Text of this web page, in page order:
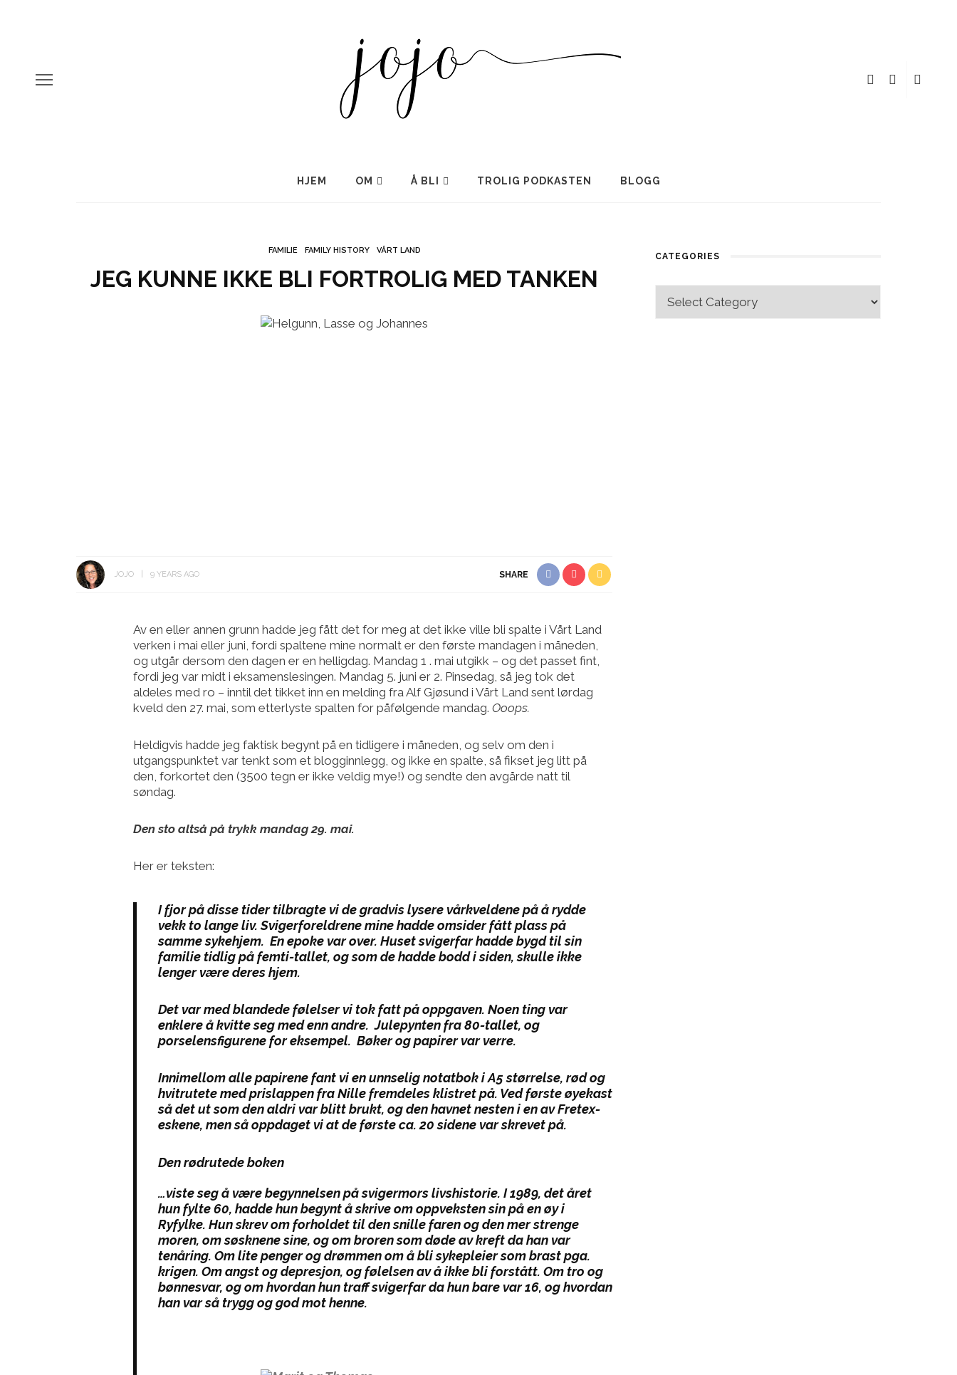
HJEM OM Å BLI TROLIG PODKASTEN BLOGG
FAMILIE FAMILY HISTORY VÅRT LAND
JEG KUNNE IKKE BLI FORTROLIG MED TANKEN
JOJO 9 YEARS AGO SHARE
Av en eller annen grunn hadde jeg fått det for meg at det ikke ville bli spalte i Vårt Land
verken i mai eller juni, fordi spaltene mine normalt er den første mandagen i måneden,
og utgår dersom den dagen er en helligdag. Mandag 1 . mai utgikk – og det passet fint,
fordi jeg var midt i eksamenslesingen. Mandag 5. juni er 2. Pinsedag, så jeg tok det
aldeles med ro – inntil det tikket inn en melding fra Alf Gjøsund i Vårt Land sent lørdag
kveld den 27. mai, som etterlyste spalten for påfølgende mandag. Ooops.
Heldigvis hadde jeg faktisk begynt på en tidligere i måneden, og selv om den i
utgangspunktet var tenkt som et blogginnlegg, og ikke en spalte, så fikset jeg litt på
den, forkortet den (3500 tegn er ikke veldig mye!) og sendte den avgårde natt til
søndag.
Den sto altså på trykk mandag 29. mai.
Her er teksten:
I fjor på disse tider tilbragte vi de gradvis lysere vårkveldene på å rydde
vekk to lange liv. Svigerforeldrene mine hadde omsider fått plass på
samme sykehjem. En epoke var over. Huset svigerfar hadde bygd til sin
familie tidlig på femti-tallet, og som de hadde bodd i siden, skulle ikke
lenger være deres hjem.
Det var med blandede følelser vi tok fatt på oppgaven. Noen ting var
enklere å kvitte seg med enn andre. Julepynten fra 80-tallet, og
porselensfigurene for eksempel. Bøker og papirer var verre.
Innimellom alle papirene fant vi en unnselig notatbok i A5 størrelse, rød og
hvitrutete med prislappen fra Nille fremdeles klistret på. Ved første øyekast
så det ut som den aldri var blitt brukt, og den havnet nesten i en av Fretex-
eskene, men så oppdaget vi at de første ca. 20 sidene var skrevet på.
Den rødrutede boken
…viste seg å være begynnelsen på svigermors livshistorie. I 1989, det året
hun fylte 60, hadde hun begynt å skrive om oppveksten sin på en øy i
Ryfylke. Hun skrev om forholdet til den snille faren og den mer strenge
moren, om søsknene sine, og om broren som døde av kreft da han var
tenåring. Om lite penger og drømmen om å bli sykepleier som brast pga.
krigen. Om angst og depresjon, og følelsen av å ikke bli forstått. Om tro og
bønnesvar, og om hvordan hun traff svigerfar da hun bare var 16, og hvordan
han var så trygg og god mot henne.
CATEGORIES